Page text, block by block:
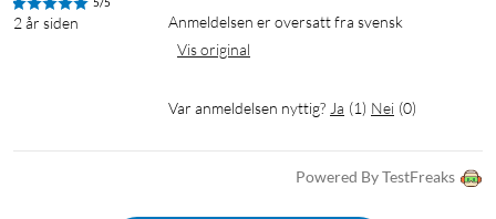
5/5
2 år siden
Anmeldelsen er oversatt fra svensk
Vis original
Var anmeldelsen nyttig? Ja (1) Nei (0)
Powered By TestFreaks